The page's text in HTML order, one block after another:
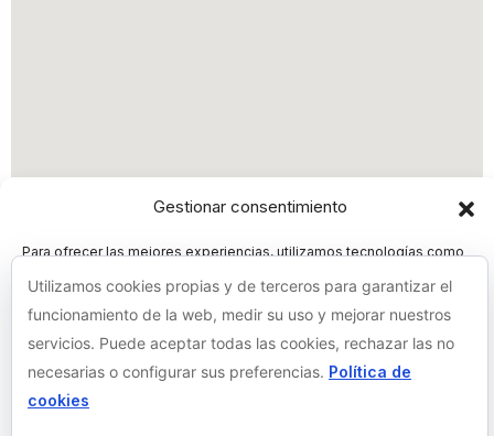
Gestionar consentimiento
Para ofrecer las mejores experiencias, utilizamos tecnologías como
dispositivo. El consentimiento de estas tecnologías nos permitirá
procesar datos como el comportamiento de navegación o las
consentimiento, puede afectar negativamente a ciertas
características y funciones.
Utilizamos cookies propias y de terceros para garantizar el
funcionamiento de la web, medir su uso y mejorar nuestros
servicios. Puede aceptar todas las cookies, rechazar las no
necesarias o configurar sus preferencias. Política de
cookies